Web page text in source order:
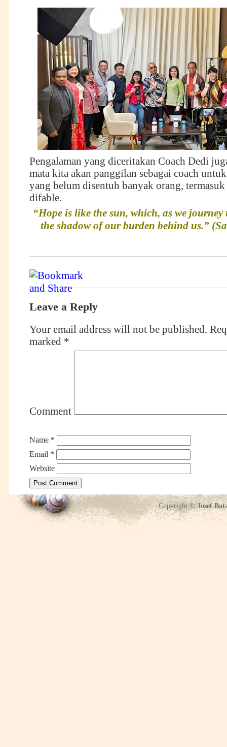
Pengalaman yang diceritakan Coach Dedi
mata kita akan panggilan sebagai coach
yang belum disentuh banyak orang,
difable.
“Hope is like the sun, which, as we journey
the shadow of our burden behind us.”
Leave a Reply
Your email address will not be published.
marked *
Comment
Name *
Email *
Website
Copyright ©Josef